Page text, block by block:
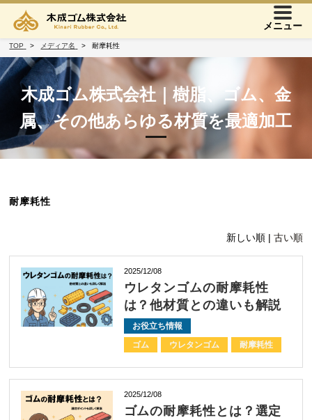
メニュー
TOP メディア名 耐摩耗性
木成ゴム株式会社｜樹脂、ゴム、金
属、その他あらゆる材質を最適加工
耐摩耗性
新しい順 | 古い順
2025/12/08
ウレタンゴムの耐摩耗性
は？他材質との違いも解説
お役立ち情報
ゴム
ウレタンゴム 耐摩耗性
2025/12/08
ゴムの耐摩耗性とは？選定